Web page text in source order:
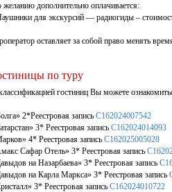
дополнительно оплачивается:
для экскурсий — радиогиды –
оставляет за собой право менять
по туру
гостиниц Вы можете
2*Реестровая запись С162024007542
3* Реестровая запись С162024014093
4* Реестровая запись С162025005028
Сафар Отель» 3* Реестровая запись
на Назарбаева» 3* Реестровая запись
на Карла Маркса» 3* Реестровая запись
3* Реестровая запись С162024010722